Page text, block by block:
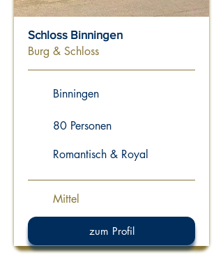
Schloss Binningen
Burg & Schloss
Binningen
80 Personen
Romantisch & Royal
Mittel
zum Profil